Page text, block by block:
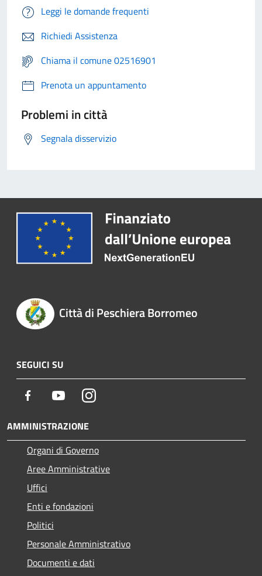
Leggi le domande frequenti
Richiedi Assistenza
Chiama il comune 02516901
Prenota un appuntamento
Problemi in città
Segnala disservizio
Città di Peschiera Borromeo
SEGUICI SU
Facebook YoutubeInstagram
AMMINISTRAZIONE
Organi di Governo
Aree Amministrative
Uffici
Enti e fondazioni
Politici
Personale Amministrativo
Documenti e dati